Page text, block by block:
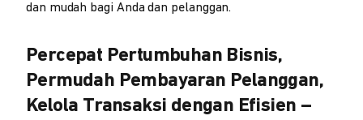
dan mudah bagi Anda dan pelanggan.
Percepat Pertumbuhan Bisnis,
Permudah Pembayaran Pelanggan,
Kelola Transaksi dengan Efisien –